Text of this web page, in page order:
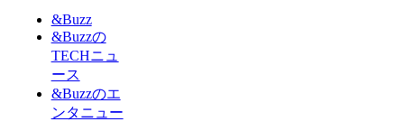
&Buzz
&Buzzの
TECHニュ
ース
&Buzzのエ
ンタニュー